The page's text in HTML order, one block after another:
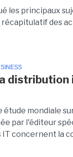
les principaux
récapitulatif des
mondiale
par l'éditeur
concernent la